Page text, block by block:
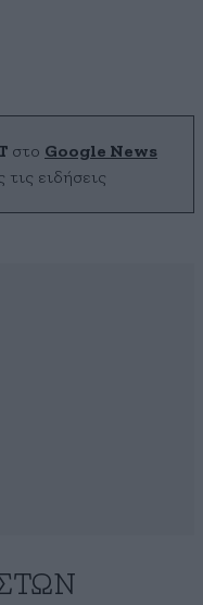
στο Google News
ειδήσεις